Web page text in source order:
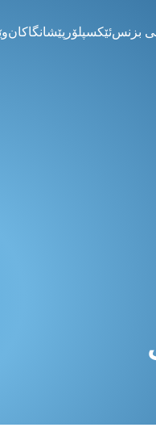
بزنسئێکسپلۆر پێشانگاکان